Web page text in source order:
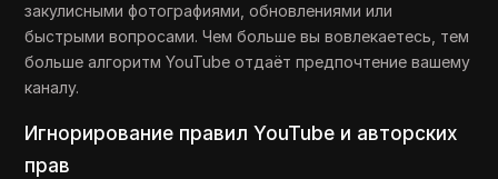
закулисными фотографиями, обновлениями или
быстрыми вопросами. Чем больше вы вовлекаетесь, тем
больше алгоритм YouTube отдаёт предпочтение вашему
каналу.
Игнорирование правил YouTube и авторских
прав